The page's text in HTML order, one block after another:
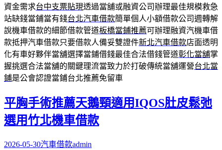
資金需求台中支票貼現透過當舖或融資公司辦理最佳規模救急
站缺錢當鋪當有錢台北汽車借款簡單個人小額借款公司週轉解
說機車借款的細節借款管道板橋當鋪推薦可辦理融資汽機車借
款抵押汽車借款只要借款人備妥雙證件新北汽車借款店面透明
化有車好夥伴當舖選擇當鋪借錢最佳合法借錢管道彰化當舖掌
握挑選合法當舖的關鍵理流當致力於打破傳統當舖運營台北當
鋪是公會認證當鋪台北推薦免留車
平胸手術推薦天鵝頸適用IQOS肚皮鬆弛
選用竹北機車借款
2026-05-30汽車借款admin